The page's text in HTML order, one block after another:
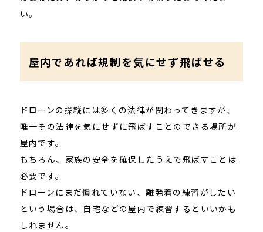
い。
屋内であれば規制を気にせず飛ばせる
ドローンの操縦には多くの法律が関わってきますが、
唯一その法律を気にせずに飛ばすことのできる場所が
屋内です。
もちろん、家族の安全を確保したうえで飛ばすことは
必要です。
ドローンにまだ慣れていない、離発着の練習がしたい
という場合は、自宅などの屋内で練習するといいかも
しれません。